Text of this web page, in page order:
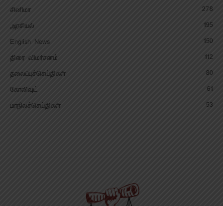
சினிமா
278
அரசியல்
195
English News
150
திரை விமர்சனம்
112
தலைப்புச்செய்திகள்
80
கோலிவுட்
61
மாநிலச்செய்திகள்
53